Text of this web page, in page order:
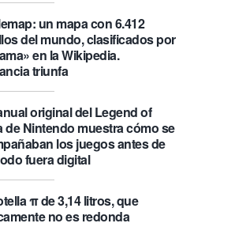
un mapa con 6.412
del mundo, clasificados por
en la Wikipedia.
triunfa
original del Legend of
de Nintendo muestra cómo se
los juegos antes de
fuera digital
π de 3,14 litros, que
no es redonda